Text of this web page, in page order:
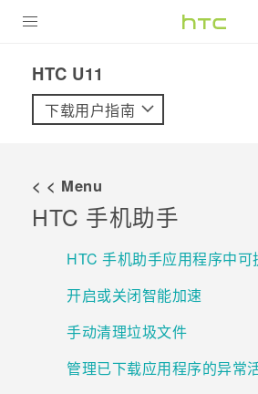
VIVE
支持帮助
在线客服
HTC U11‎
下载用户指南
< < Menu
HTC 手机助手
HTC 手机助手应用程序中可
开启或关闭智能加速
手动清理垃圾文件
管理已下载应用程序的异常